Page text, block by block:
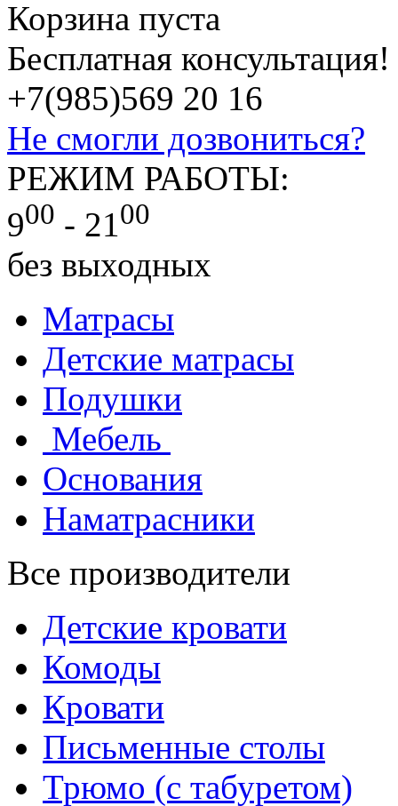
Корзина пуста
Бесплатная консультация!
+7(985)569 20 16
Не смогли дозвониться?
РЕЖИМ РАБОТЫ:
900 - 2100
без выходных
Матрасы
Детские матрасы
Подушки
Мебель
Основания
Наматрасники
Все производители
Детские кровати
Комоды
Кровати
Письменные столы
Трюмо (с табуретом)